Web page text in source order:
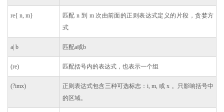
re{ n, m}
匹配 n 到 m 次由前面的正则表达式定义的片段，贪婪方
式
a| b 匹配a或b
(re) 匹配括号内的表达式，也表示一个组
(?imx)
正则表达式包含三种可选标志：i, m, 或 x 。只影响括号中
的区域。